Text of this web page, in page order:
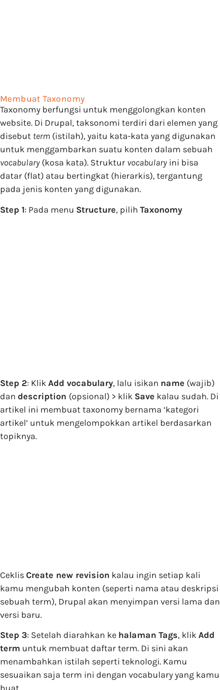
Membuat Taxonomy
Taxonomy berfungsi untuk menggolongkan konten
website. Di Drupal, taksonomi terdiri dari elemen yang
disebut term (istilah), yaitu kata-kata yang digunakan
untuk menggambarkan suatu konten dalam sebuah
vocabulary (kosa kata). Struktur vocabulary ini bisa
datar (flat) atau bertingkat (hierarkis), tergantung
pada jenis konten yang digunakan.
Step 1: Pada menu Structure, pilih Taxonomy
Step 2: KlikAdd vocabulary, lalu isikan name (wajib)
dan description (opsional) > klik Save kalau sudah. Di
artikel ini membuat taxonomy bernama ‘kategori
artikel’ untuk mengelompokkan artikel berdasarkan
topiknya.
CeklisCreate new revision kalau ingin setiap kali
kamu mengubah konten (seperti nama atau deskripsi
sebuah term), Drupal akan menyimpan versi lama dan
versi baru.
Step 3: Setelah diarahkan ke halaman Tags, klikAdd
term untuk membuat daftar term. Di sini akan
menambahkan istilah seperti teknologi. Kamu
sesuaikan saja term ini dengan vocabulary yang kamu